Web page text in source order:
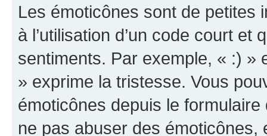
Les émoticônes sont de petites
à l’utilisation d’un code court et
sentiments. Par exemple, « :) »
» exprime la tristesse. Vous
émoticônes depuis le
ne pas abuser des